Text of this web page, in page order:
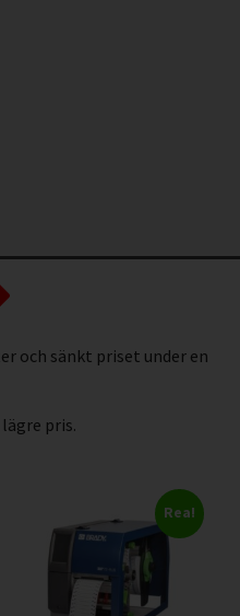
och sänkt priset under en
pris.
Rea!